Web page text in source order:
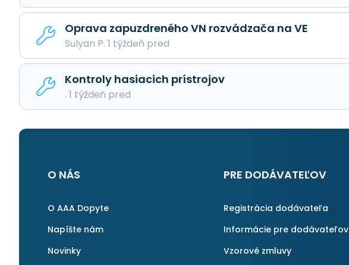
Oprava zapuzdreného VN rozvádzača na VE
Sulyan P. 1 týždeň pred
Kontroly hasiacich prístrojov
. 1 týždeň pred
O NÁS
O AAA Dopyte
Napíšte nám
Novinky
PRE DODÁVATEĽOV
Registrácia dodávateľa
Informácie pre dodávateľov
Vzorové zmluvy